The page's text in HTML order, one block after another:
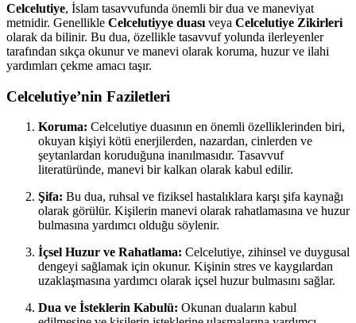
Celcelutiye, İslam tasavvufunda önemli bir dua ve maneviyat
metnidir. Genellikle Celcelutiyye duası veya Celcelutiye Zikirleri
olarak da bilinir. Bu dua, özellikle tasavvuf yolunda ilerleyenler
tarafından sıkça okunur ve manevi olarak koruma, huzur ve ilahi
yardımları çekme amacı taşır.
Celcelutiye’nin Faziletleri
Koruma: Celcelutiye duasının en önemli özelliklerinden biri,
okuyan kişiyi kötü enerjilerden, nazardan, cinlerden ve
şeytanlardan koruduğuna inanılmasıdır. Tasavvuf
literatüründe, manevi bir kalkan olarak kabul edilir.
Şifa: Bu dua, ruhsal ve fiziksel hastalıklara karşı şifa kaynağı
olarak görülür. Kişilerin manevi olarak rahatlamasına ve huzur
bulmasına yardımcı olduğu söylenir.
İçsel Huzur ve Rahatlama: Celcelutiye, zihinsel ve duygusal
dengeyi sağlamak için okunur. Kişinin stres ve kaygılardan
uzaklaşmasına yardımcı olarak içsel huzur bulmasını sağlar.
Dua ve İsteklerin Kabulü: Okunan duaların kabul